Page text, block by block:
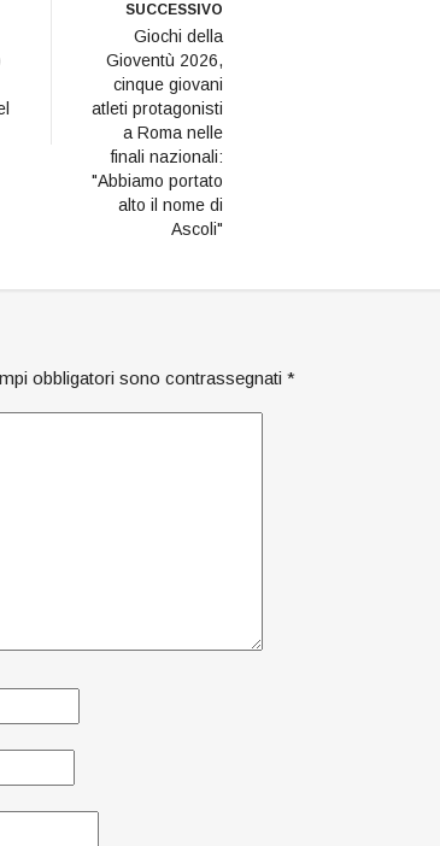
SUCCESSIVO
Giochi della
Gioventù 2026,
cinque giovani
atleti protagonisti
a Roma nelle
finali nazionali:
"Abbiamo portato
alto il nome di
Ascoli"
obbligatori sono contrassegnati *